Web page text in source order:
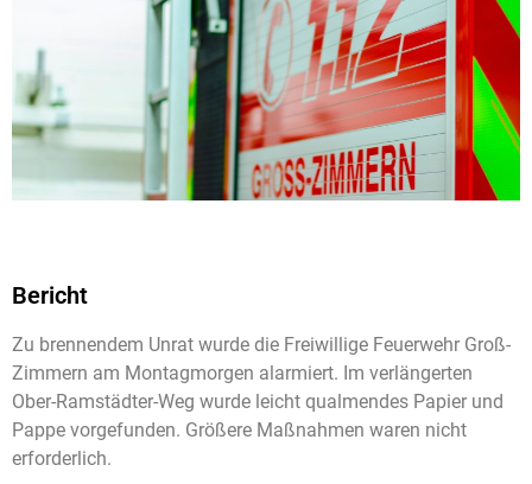
Bericht
Zu brennendem Unrat wurde die Freiwillige Feuerwehr Groß-
Zimmern am Montagmorgen alarmiert. Im verlängerten
Ober-Ramstädter-Weg wurde leicht qualmendes Papier und
Pappe vorgefunden. Größere Maßnahmen waren nicht
erforderlich.